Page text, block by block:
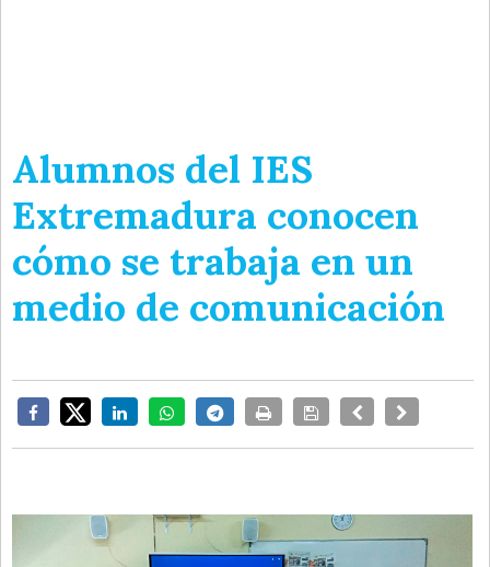
Alumnos del IES
Extremadura conocen
cómo se trabaja en un
medio de comunicación